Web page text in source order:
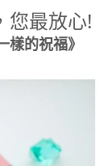
您最放心!
樣的祝福》